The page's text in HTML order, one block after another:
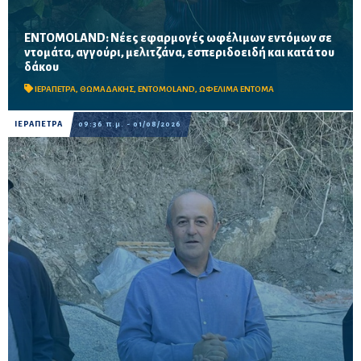
ENTOMOLAND: Νέες εφαρμογές ωφέλιμων εντόμων σε
ντομάτα, αγγούρι, μελιτζάνα, εσπεριδοειδή και κατά του
δάκου
ΙΕΡΑΠΕΤΡΑ, ΘΩΜΑΔΑΚΗΣ, ΕΝΤΟΜΟLAND, ΩΦΕΛΙΜΑ ΕΝΤΟΜΑ
Ο Αντώνης Θωμαδάκης παρουσιάζει στον Ηχώ 99.8 τα νέα
βιολογικά «όπλα» της ENTOMOLAND για ντομάτα, ντοματίνι
βελανίδι, αγγούρι και μελιτζάνα, που ταξιδεύουν σε ο...
ΙΕΡΑΠΕΤΡΑ 09:36 π.μ. - 01/08/2026